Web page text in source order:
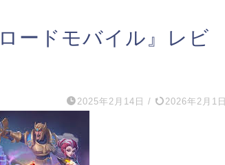
ードモバイル』レビ
2025年2月14日 / 2026年2月1日